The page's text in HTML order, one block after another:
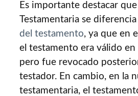
Es importante destacar
Testamentaria se diferencia
del testamento, ya que en
el testamento era válido
pero fue revocado
testador. En cambio, en la
testamentaria, el